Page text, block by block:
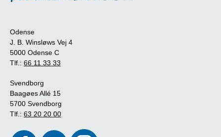
Odense
J. B. Winsløws Vej 4
5000 Odense C
Tlf.: 66 11 33 33
Svendborg
Baagøes Allé 15
5700 Svendborg
Tlf.: 63 20 20 00